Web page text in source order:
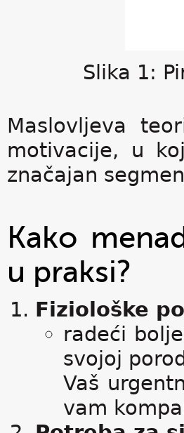
Slika 1:
Maslovljeva
motivacije, u
značajan
Kako
u praksi?
Fiziološke
radeći
svojoj
Vaš
vam